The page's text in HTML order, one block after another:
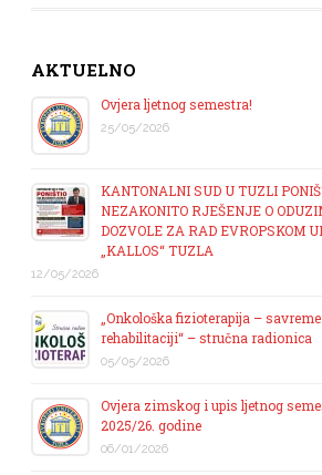
AKTUELNO
Ovjera ljetnog semestra!
25/05/2026
KANTONALNI SUD U TUZLI
NEZAKONITO RJEŠENJE O
DOZVOLE ZA RAD EVROPSKOM
„KALLOS“ TUZLA
12/05/2026
„Onkološka fizioterapija –
rehabilitaciji“ – stručna radionica
05/05/2026
Ovjera zimskog i upis ljetnog
2025/26. godine
06/01/2026